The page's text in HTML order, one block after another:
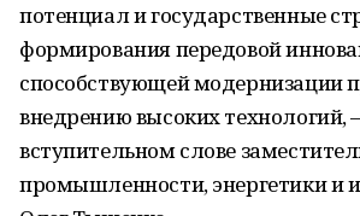
потенциал и государственные
формирования передовой
способствующей модернизации
внедрению высоких технологий,
вступительном слове
промышленности, энергетики и